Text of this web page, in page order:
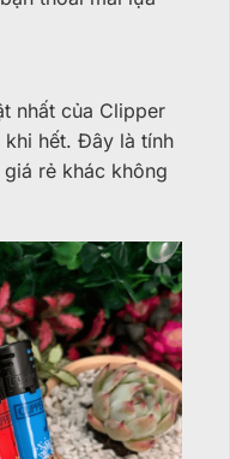
nhất của Clipper
khi hết. Đây là tính
rẻ khác không